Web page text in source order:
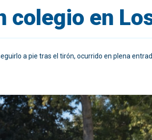
colegio en
a pie tras el tirón, ocurrido en plena